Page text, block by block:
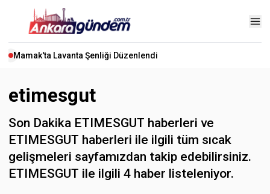
Mamak'ta Lavanta Şenliği Düzenlendi
etimesgut
Son Dakika ETIMESGUT haberleri ve
ETIMESGUT haberleri ile ilgili tüm sıcak
gelişmeleri sayfamızdan takip edebilirsiniz.
ETIMESGUT ile ilgili 4 haber listeleniyor.